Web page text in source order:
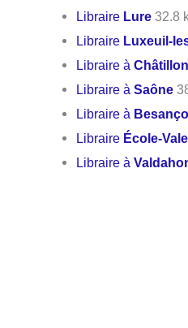
Libraire Lure 32.8
Libraire Luxeuil-
Libraire à
Libraire àSaône
Libraire à
Libraire École-
Libraire à